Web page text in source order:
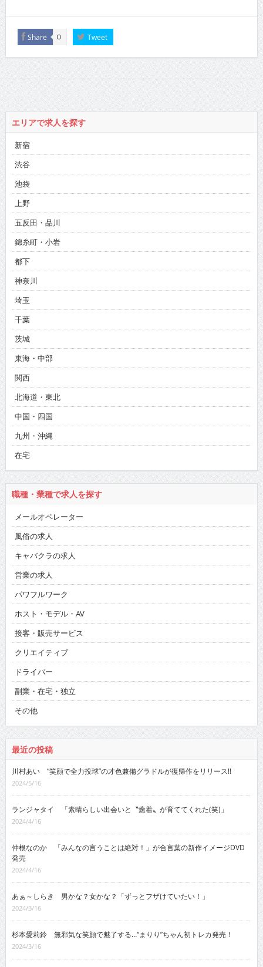
Share 0 Tweet
エリアで求人を探す
新宿
渋谷
池袋
上野
五反田・品川
錦糸町・小岩
都下
神奈川
埼玉
千葉
茨城
東海・中部
関西
北海道・東北
中国・四国
九州・沖縄
在宅
職種・業種で求人を探す
メールオペレーター
風俗の求人
キャバクラの求人
営業の求人
パワフルワーク
ホスト・モデル・AV
接客・販売サービス
クリエイティブ
ドライバー
副業・在宅・独立
その他
最近の投稿
川村あい “笑顔で全力投球”の才色兼備グラドルが復帰作をリリース!!
2024/5/16
ランジャタイ 「素晴らしい出会いと〝癒着〟が育ててくれた(笑)」
2024/4/16
仲根なのか 「みんなの言うことは絶対！」が合言葉の新作イメージDVD
発売
2024/4/16
あぁ～しらき 男かな？女かな？「ずっとフザけていたい！」
2024/3/16
杉本愛莉鈴 無邪気な笑顔で魅了する…“まりり”ちゃん初トレカ発売！
2024/3/16